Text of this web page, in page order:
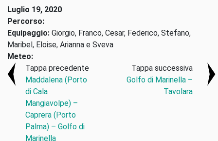
Luglio 19, 2020
Percorso:
Equipaggio: Giorgio, Franco, Cesar, Federico, Stefano,
Maribel, Eloise, Arianna e Sveva
Meteo:
Tappa precedente
Maddalena (Porto
di Cala
Mangiavolpe) –
Caprera (Porto
Palma) – Golfo di
Marinella
Tappa successiva
Golfo di Marinella –
Tavolara